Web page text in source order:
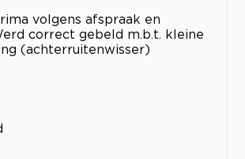
volgens afspraak en
correct gebeld m.b.t. kleine
(achterruitenwisser)